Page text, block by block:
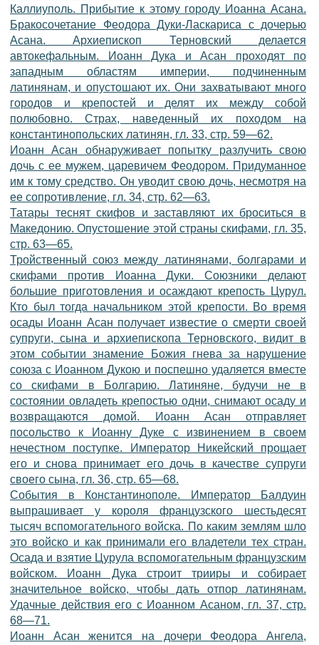
Каллиуполь. Прибытие к этому городу Иоанна Асана.
Бракосочетание Феодора Дуки-Ласкариса с дочерью
Асана. Архиепископ Терновский делается
автокефальным. Иоанн Дука и Асан проходят по
западным областям империи, подчиненным
латинянам, и опустошают их. Они захватывают много
городов и крепостей и делят их между собой
полюбовно. Страх, наведенный их походом на
константинопольских латинян, гл. 33, стр. 59—62.
Иоанн Асан обнаруживает попытку разлучить свою
дочь с ее мужем, царевичем Феодором. Придуманное
им к тому средство. Он уводит свою дочь, несмотря на
ее сопротивление, гл. 34, стр. 62—63.
Татары теснят скифов и заставляют их броситься в
Македонию. Опустошение этой страны скифами, гл. 35,
стр. 63—65.
Тройственный союз между латинянами, болгарами и
скифами против Иоанна Дуки. Союзники делают
большие приготовления и осаждают крепость Цурул.
Кто был тогда начальником этой крепости. Во время
осады Иоанн Асан получает известие о смерти своей
супруги, сына и архиепископа Терновского, видит в
этом событии знамение Божия гнева за нарушение
союза с Иоанном Дукою и поспешно удаляется вместе
со скифами в Болгарию. Латиняне, будучи не в
состоянии овладеть крепостью одни, снимают осаду и
возвращаются домой. Иоанн Асан отправляет
посольство к Иоанну Дуке с извинением в своем
нечестном поступке. Император Никейский прощает
его и снова принимает его дочь в качестве супруги
своего сына, гл. 36, стр. 65—68.
События в Константинополе. Император Балдуин
выпрашивает у короля французского шестьдесят
тысяч вспомогательного войска. По каким землям шло
это войско и как принимали его владетели тех стран.
Осада и взятие Цурула вспомогательным французским
войском. Иоанн Дука строит трииры и собирает
значительное войско, чтобы дать отпор латинянам.
Удачные действия его с Иоанном Асаном, гл. 37, стр.
68—71.
Иоанн Асан женится на дочери Феодора Ангела,